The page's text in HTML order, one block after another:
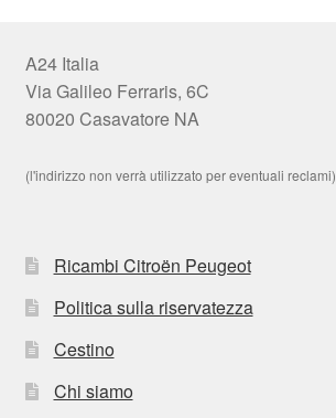
A24 Italia
Via Galileo Ferraris, 6C
80020 Casavatore NA
(l'indirizzo non verrà utilizzato per eventuali reclami)
Ricambi Citroën Peugeot
Politica sulla riservatezza
Cestino
Chi siamo